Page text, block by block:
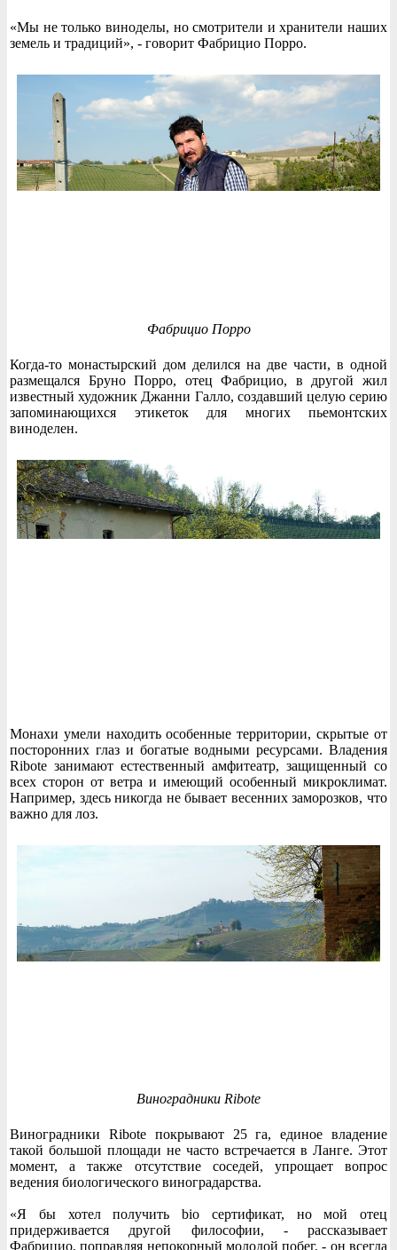
«Мы не только виноделы, но смотрители и хранители наших
земель и традиций», - говорит Фабрицио Порро.
Фабрицио Порро
Когда-то монастырский дом делился на две части, в одной
размещался Бруно Порро, отец Фабрицио, в другой жил
известный художник Джанни Галло, создавший целую серию
запоминающихся этикеток для многих пьемонтских
виноделен.
Монахи умели находить особенные территории, скрытые от
посторонних глаз и богатые водными ресурсами. Владения
Ribote занимают естественный амфитеатр, защищенный со
всех сторон от ветра и имеющий особенный микроклимат.
Например, здесь никогда не бывает весенних заморозков, что
важно для лоз.
Виноградники Ribote
Виноградники Ribote покрывают 25 га, единое владение
такой большой площади не часто встречается в Ланге. Этот
момент, а также отсутствие соседей, упрощает вопрос
ведения биологического виноградарства.
«Я бы хотел получить bio сертификат, но мой отец
придерживается другой философии, - рассказывает
Фабрицио, поправляя непокорный молодой побег, - он всегда